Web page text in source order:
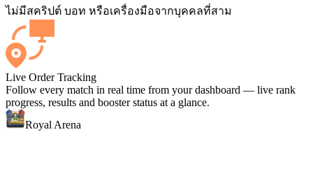
ไม่มีสคริปต์ บอท หรือเครื่องมือจากบุคคลที่สาม
Live Order Tracking
Follow every match in real time from your dashboard — live rank
progress, results and booster status at a glance.
Royal Arena